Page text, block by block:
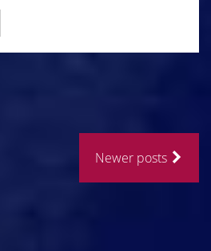
Newer posts